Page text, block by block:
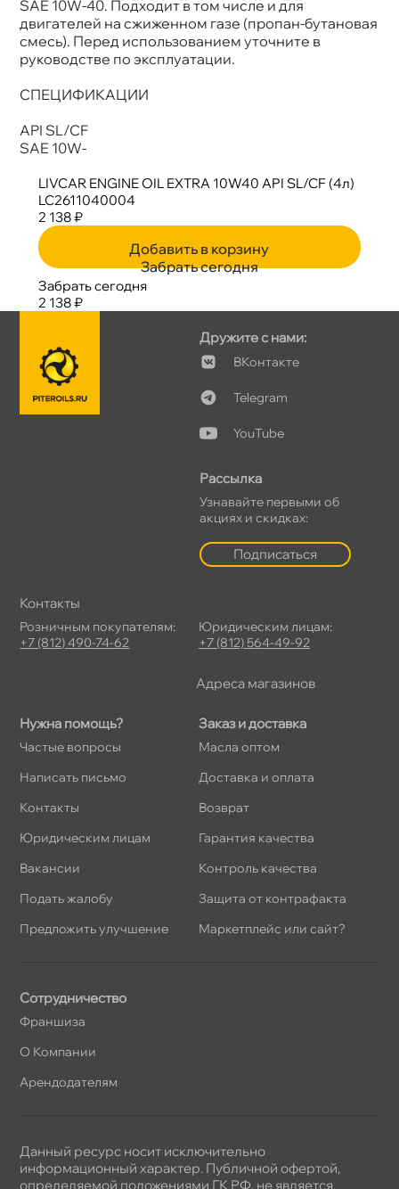
SAE 10W-40. Подходит в том числе и для
двигателей на сжиженном газе (пропан-бутановая
смесь). Перед использованием уточните
руководстве по эксплуатации.
СПЕЦИФИКАЦИИ
API SL/CF
SAE 10W-
LIVCAR ENGINE OIL EXTRA 10W40 API SL/CF (4л)
LC2611040004
2 138 ₽
Добавить в корзину
Забрать сегодня
Забрать сегодня
2 138 ₽
Нужна помощь?
Частые вопросы
Написать письмо
Контакты
Юридическим лицам
акансии
Подать жалобу
Предложить улучшение
Заказ и доставка
Масла оптом
Доставка и оплата
озврат
Гарантия качества
Контроль качества
Защита от контрафакта
Маркетплейс или сайт?
Дружите с нами:
Контакте
Telegram
YouTube
Рассылка
Узнавайте первыми о
акциях и скидках:
Подписаться
Сотрудничество
Франшиза
О Компании
Арендодателям
Контакты
Розничным покупателям:
+7 (812) 490-74-62
Юридическим лицам:
+7 (812) 564-49-92
Адреса магазино
Данный ресурс носит исключительно
информационный характер. Публичной офертой,
определяемой положениями ГК РФ, не является.